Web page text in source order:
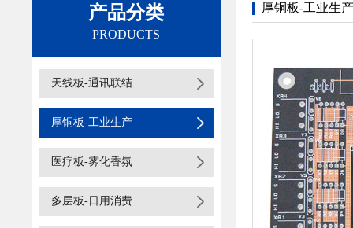
产品分类
PRODUCTS
天线板-通讯联结
厚铜板-工业生产
医疗板-雾化香氛
多层板-日用消费
厚铜板-工业生产